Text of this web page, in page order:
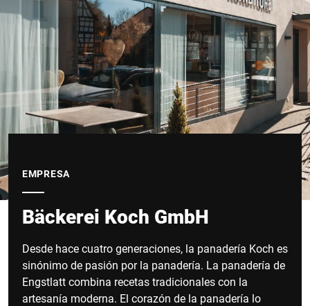
EMPRESA
Bäckerei Koch GmbH
Desde hace cuatro generaciones, la panadería Koch es
sinónimo de pasión por la panadería. La panadería de
Engstlatt combina recetas tradicionales con la
artesanía moderna. El corazón de la panadería lo